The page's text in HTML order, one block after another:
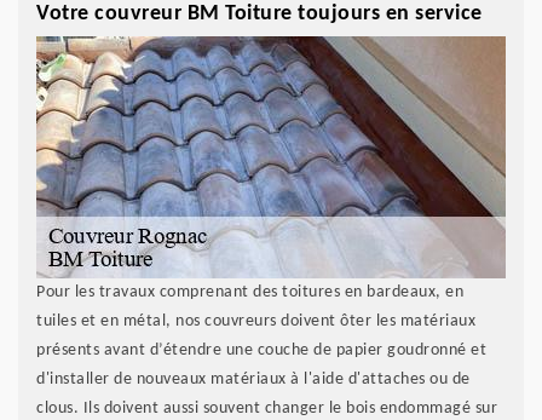
Votre couvreur BM Toiture toujours en service
Pour les travaux comprenant des toitures en bardeaux, en
tuiles et en métal, nos couvreurs doivent ôter les matériaux
présents avant d’étendre une couche de papier goudronné et
d'installer de nouveaux matériaux à l'aide d'attaches ou de
clous. Ils doivent aussi souvent changer le bois endommagé sur